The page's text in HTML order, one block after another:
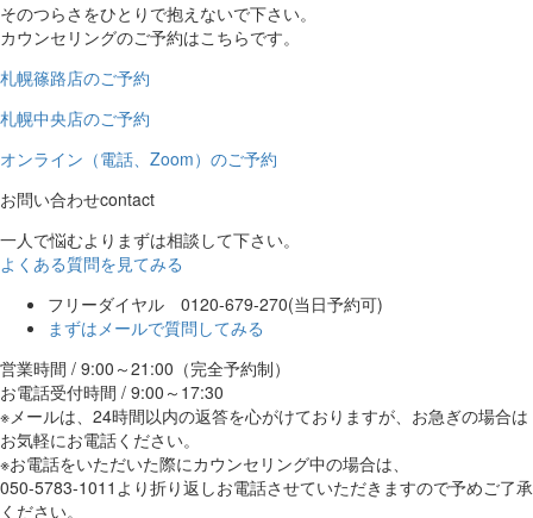
そのつらさをひとりで抱えないで下さい。
カウンセリングのご予約はこちらです。
札幌篠路店のご予約
札幌中央店のご予約
オンライン（電話、Zoom）のご予約
お問い合わせcontact
一人で悩むよりまずは相談して下さい。
よくある質問を見てみる
フリーダイヤル 0120-679-270(当日予約可)
まずはメールで質問してみる
営業時間 / 9:00～21:00（完全予約制）
お電話受付時間 / 9:00～17:30
※メールは、24時間以内の返答を心がけておりますが、お急ぎの場合は
お気軽にお電話ください。
※お電話をいただいた際にカウンセリング中の場合は、
050-5783-1011より折り返しお電話させていただきますので予めご了承
ください。